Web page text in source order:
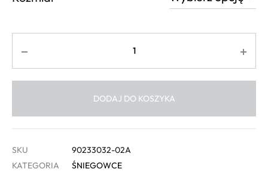
DODAJ DO KOSZYKA
SKU
90233032-02A
KATEGORIA
ŚNIEGOWCE